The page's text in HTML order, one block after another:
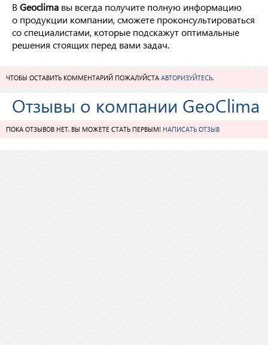
ВGeoclima вы всегда получите полную информацию
о продукции компании, сможете проконсультироваться
со специалистами, которые подскажут оптимальные
решения стоящих перед вами задач.
ЧТОБЫ ОСТАВИТЬ КОММЕНТАРИЙ ПОЖАЛУЙСТА АВТОРИЗУЙТЕСЬ.
Отзывы о компании GeoClima
ПОКА ОТЗЫВОВ НЕТ. ВЫ МОЖЕТЕ СТАТЬ ПЕРВЫМ! НАПИСАТЬ ОТЗЫВ